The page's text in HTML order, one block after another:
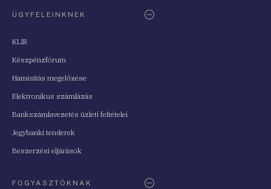
ÜGYFELEINKNEK
KLIR
Készpénzfórum
Hamisítás megelőzése
Elektronikus számlázás
Bankszámlavezetés üzleti feltételei
Jegybanki tenderek
Beszerzési eljárások
FOGYASZTÓKNAK